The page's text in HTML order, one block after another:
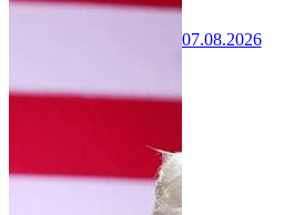
07.08.2026